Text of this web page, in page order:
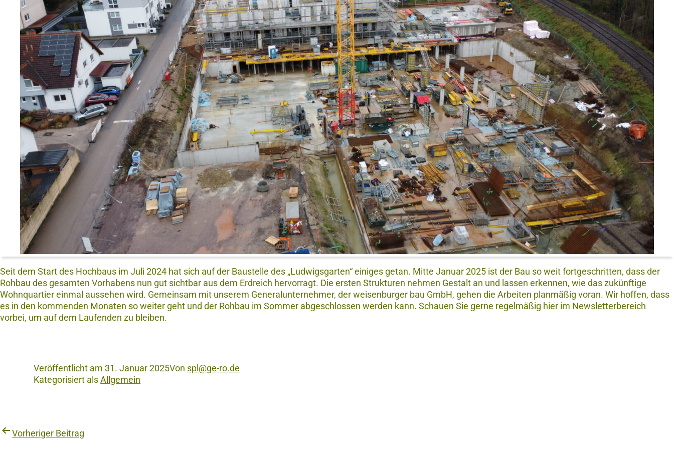
Seit dem Start des Hochbaus im Juli 2024 hat sich auf der Baustelle des „Ludwigsgarten“ einiges getan. Mitte Januar 2025 ist der Bau so weit fortgeschritten, dass der
Rohbau des gesamten Vorhabens nun gut sichtbar aus dem Erdreich hervorragt. Die ersten Strukturen nehmen Gestalt an und lassen erkennen, wie das zukünftige
Wohnquartier einmal aussehen wird. Gemeinsam mit unserem Generalunternehmer, der weisenburger bau GmbH, gehen die Arbeiten planmäßig voran. Wir hoffen, dass
es in den kommenden Monaten so weiter geht und der Rohbau im Sommer abgeschlossen werden kann. Schauen Sie gerne regelmäßig hier im Newsletterbereich
vorbei, um auf dem Laufenden zu bleiben.
Veröffentlicht am31. Januar 2025Von spl@ge-ro.de
Kategorisiert alsAllgemein
Vorheriger Beitrag